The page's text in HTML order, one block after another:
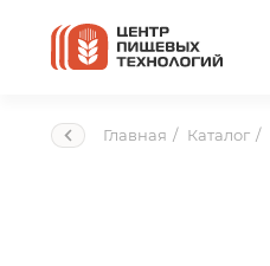
Главная Каталог